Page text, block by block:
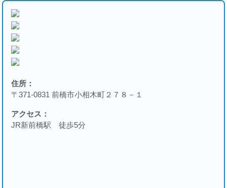
住所：
〒371-0831 前橋市小相木町２７８－１
アクセス：
JR新前橋駅 徒歩5分